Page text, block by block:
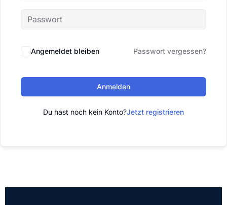
Angemeldet bleiben Passwort vergessen?
Anmelden
Du hast noch kein Konto?Jetzt registrieren